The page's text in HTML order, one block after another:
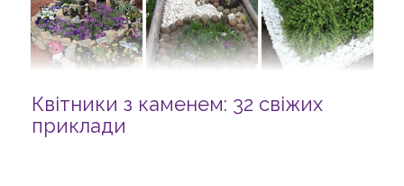
Квітники з каменем: 32 свіжих
приклади